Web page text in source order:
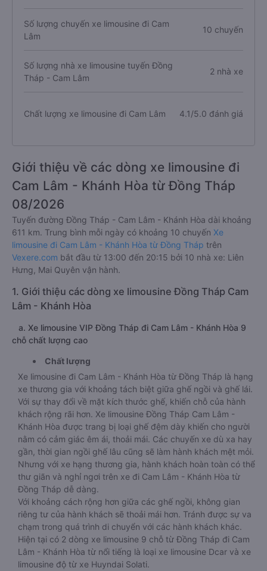
Số lượng chuyến xe limousine đi Cam
Lâm
10 chuyến
Số lượng nhà xe limousine tuyến Đồng
Tháp - Cam Lâm
2 nhà xe
Chất lượng xe limousine đi Cam Lâm 4.1/5.0 đánh giá
Giới thiệu về các dòng xe limousine đi
Cam Lâm - Khánh Hòa từ Đồng Tháp
08/2026
Tuyến đường Đồng Tháp - Cam Lâm - Khánh Hòa dài khoảng
611 km. Trung bình mỗi ngày có khoảng 10 chuyến Xe
limousine đi Cam Lâm - Khánh Hòa từ Đồng Tháp trên
Vexere.com bắt đầu từ 13:00 đến 20:15 bởi 10 nhà xe: Liên
Hưng, Mai Quyên vận hành.
1. Giới thiệu các dòng xe limousine Đồng Tháp Cam
Lâm - Khánh Hòa
a. Xe limousine VIP Đồng Tháp đi Cam Lâm - Khánh Hòa 9
chỗ chất lượng cao
Chất lượng
Xe limousine đi Cam Lâm - Khánh Hòa từ Đồng Tháp là hạng
xe thương gia với khoảng tách biệt giữa ghế ngồi và ghế lái.
Với sự thay đổi về mặt kích thước ghế, khiến chỗ của hành
khách rộng rãi hơn. Xe limousine Đồng Tháp Cam Lâm -
Khánh Hòa được trang bị loại ghế đệm dày khiến cho người
nằm có cảm giác êm ái, thoải mái. Các chuyến xe dù xa hay
gần, thời gian ngồi ghế lâu cũng sẽ làm hành khách mệt mỏi.
Nhưng với xe hạng thương gia, hành khách hoàn toàn có thể
thư giãn và nghỉ ngơi trên xe đi Cam Lâm - Khánh Hòa từ
Đồng Tháp dễ dàng.
Với khoảng cách rộng hơn giữa các ghế ngồi, không gian
riêng tư của hành khách sẽ thoải mái hơn. Tránh được sự va
chạm trong quá trình di chuyển với các hành khách khác.
Hiện tại có 2 dòng xe limousine 9 chỗ từ Đồng Tháp đi Cam
Lâm - Khánh Hòa từ nổi tiếng là loại xe limousine Dcar và xe
limousine độ từ xe Huyndai Solati.